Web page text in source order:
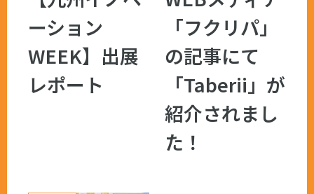
ーション
WEEK】出展
レポート
「フクリパ」
の記事にて
「Taberii」が
紹介されまし
た！